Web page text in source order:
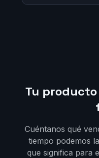
Tu producto
Cuéntanos qué
tiempo podemos
que significa para